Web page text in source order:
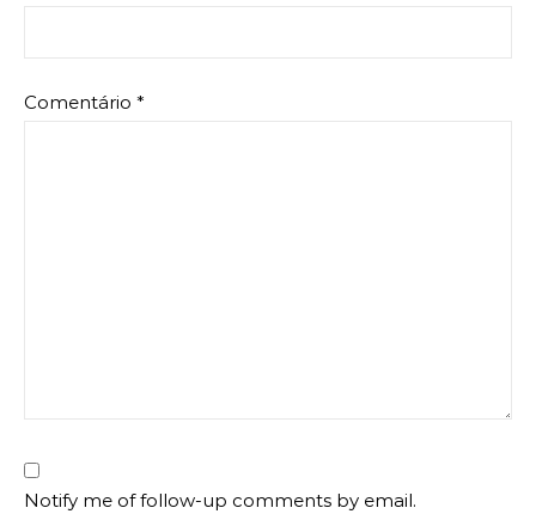
Comentário *
Notify me of follow-up comments by email.